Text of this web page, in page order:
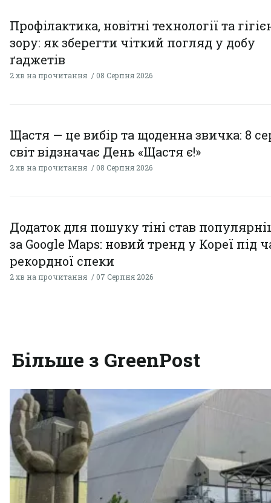
Профілактика, новітні технології та
зору: як зберегти чіткий погляд у добу
ґаджетів
2 хв на прочитання 08 Серпня 2026
Щастя — це вибір та щоденна звичка: 8
світ відзначає День «Щастя є!»
2 хв на прочитання 08 Серпня 2026
Додаток для пошуку тіні став
за Google Maps: новий тренд у Кореї під
рекордної спеки
2 хв на прочитання 07 Серпня 2026
Більше з GreenPost